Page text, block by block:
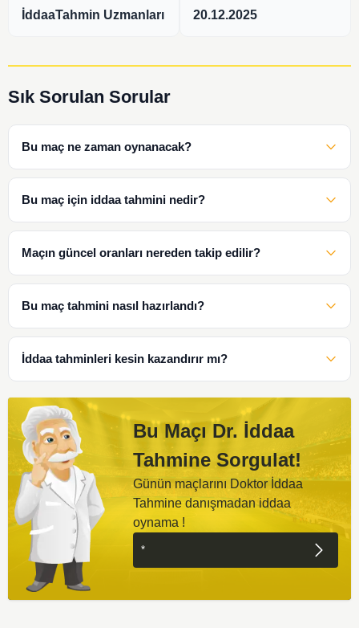
İddaaTahmin Uzmanları 20.12.2025
Sık Sorulan Sorular
Bu maç ne zaman oynanacak?
Bu maç için iddaa tahmini nedir?
Maçın güncel oranları nereden takip edilir?
Bu maç tahmini nasıl hazırlandı?
İddaa tahminleri kesin kazandırır mı?
Bu Maçı Dr. İddaa
Tahmine Sorgulat!
Günün maçlarını Doktor İddaa
Tahmine danışmadan iddaa
oynama !